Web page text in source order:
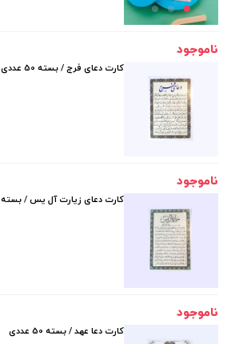
ناموجود
کارت دعای فرج / بسته 50 عددی
ناموجود
کارت دعای زیارت آل یس / بسته 50 عددی
ناموجود
کارت دعا عهد / بسته 50 عددی